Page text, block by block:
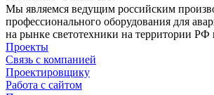
Мы являемся ведущим российским
профессионального оборудования для
на рынке светотехники на территории
Проекты
Связь с компанией
Проектировщику
Работа с сайтом